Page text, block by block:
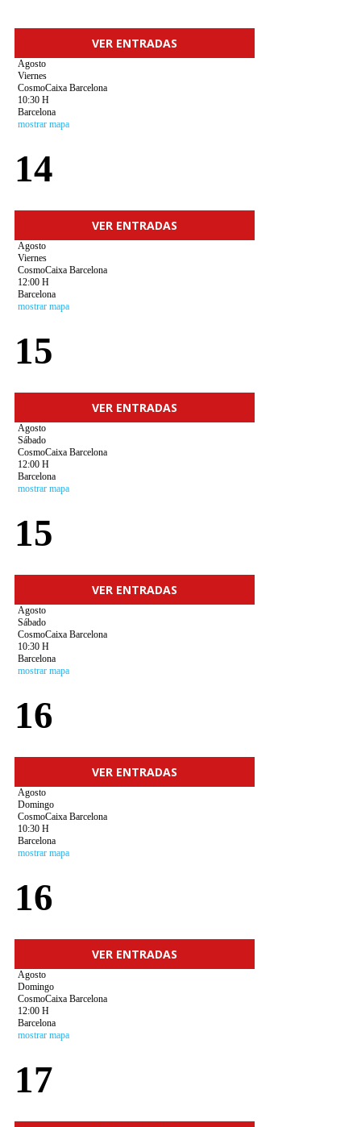
VER ENTRADAS
Agosto
Viernes
CosmoCaixa Barcelona
10:30 H
Barcelona
mostrar mapa
14
VER ENTRADAS
Agosto
Viernes
CosmoCaixa Barcelona
12:00 H
Barcelona
mostrar mapa
15
VER ENTRADAS
Agosto
Sábado
CosmoCaixa Barcelona
12:00 H
Barcelona
mostrar mapa
15
VER ENTRADAS
Agosto
Sábado
CosmoCaixa Barcelona
10:30 H
Barcelona
mostrar mapa
16
VER ENTRADAS
Agosto
Domingo
CosmoCaixa Barcelona
10:30 H
Barcelona
mostrar mapa
16
VER ENTRADAS
Agosto
Domingo
CosmoCaixa Barcelona
12:00 H
Barcelona
mostrar mapa
17